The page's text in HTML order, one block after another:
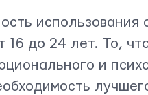
использования
16 до 24 лет. То,
и